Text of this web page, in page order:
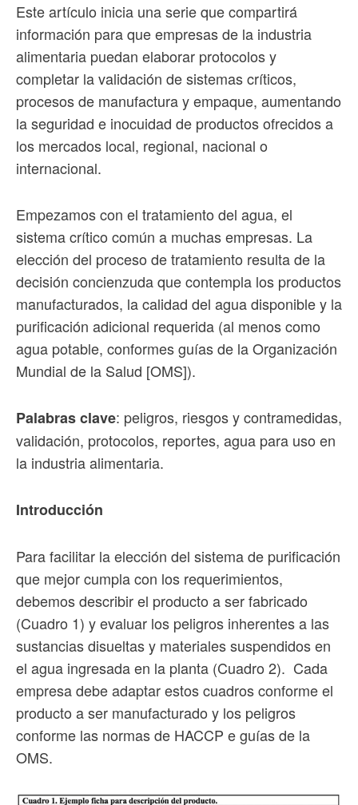
Este artículo inicia una serie que compartirá
información para que empresas de la industria
alimentaria puedan elaborar protocolos y
completar la validación de sistemas críticos,
procesos de manufactura y empaque, aumentando
la seguridad e inocuidad de productos ofrecidos a
los mercados local, regional, nacional o
internacional.
Empezamos con el tratamiento del agua, el
sistema crítico común a muchas empresas. La
elección del proceso de tratamiento resulta de la
decisión concienzuda que contempla los productos
manufacturados, la calidad del agua disponible y la
purificación adicional requerida (al menos como
agua potable, conformes guías de la Organización
Mundial de la Salud [OMS]).
Palabras clave: peligros, riesgos y contramedidas,
validación, protocolos, reportes, agua para uso en
la industria alimentaria.
Introducción
Para facilitar la elección del sistema de purificación
que mejor cumpla con los requerimientos,
debemos describir el producto a ser fabricado
(Cuadro 1) y evaluar los peligros inherentes a las
sustancias disueltas y materiales suspendidos en
el agua ingresada en la planta (Cuadro 2). Cada
empresa debe adaptar estos cuadros conforme el
producto a ser manufacturado y los peligros
conforme las normas de HACCP e guías de la
OMS.